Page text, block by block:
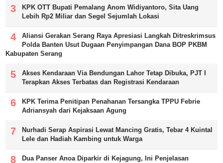
KPK OTT Bupati Pemalang Anom Widiyantoro, Sita Uang
Lebih Rp2 Miliar dan Segel Sejumlah Lokasi
Aliansi Gerakan Serang Raya Apresiasi Langkah Ditreskrimsus
Polda Banten Usut Dugaan Penyimpangan Dana BOP PKBM
Kabupaten Serang
Akses Kendaraan Via Bendungan Lahor Tetap Dibuka, PJT I
Terapkan Akses Terbatas dan Registrasi Kendaraan
KPK Terima Penitipan Penahanan Tersangka TPPU Febrie
Adriansyah dari Kejaksaan Agung
Nurhadi Serap Aspirasi Lewat Mancing Gratis, Tebar 4 Kuintal
Lele dan Hadiah Kambing untuk Warga
Dua Panser Anoa Diparkir di Kejagung, Ini Penjelasan